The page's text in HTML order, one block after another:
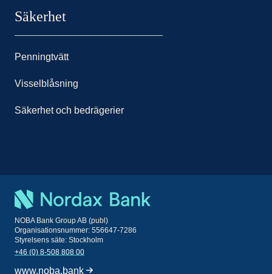
Säkerhet
Penningtvätt
Visselblåsning
Säkerhet och bedrägerier
NOBA Bank Group AB (publ)
Organisationsnummer: 556647-7286
Styrelsens säte: Stockholm
+46 (0) 8-508 808 00
www.noba.bank